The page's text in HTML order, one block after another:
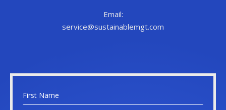
Email:
service@sustainablemgt.com
N
a